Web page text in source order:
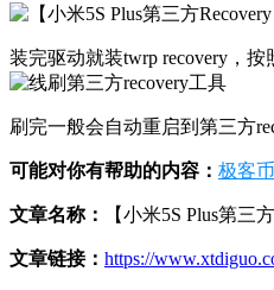
装完驱动就装twrp recovery，按
刷完一般会自动重启到第三方
可能对你有帮助的内容： 极客
文章名称： 【小米5S Plus第三
文章链接： https://